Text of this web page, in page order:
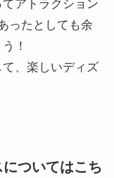
アトラクション
ったとしても余
！
、楽しいディズ
ついてはこち